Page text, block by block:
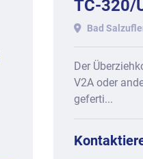
TC-320/
Bad
Der
V2A oder
geferti...